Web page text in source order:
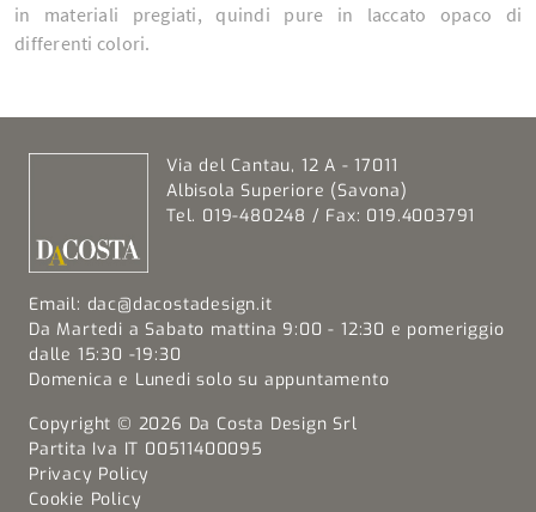
in materiali pregiati, quindi pure in laccato opaco di
differenti colori.
Via del Cantau, 12 A - 17011
Albisola Superiore (Savona)
Tel. 019-480248 / Fax: 019.4003791
Email: dac@dacostadesign.it
Da Martedi a Sabato mattina 9:00 - 12:30 e pomeriggio
dalle 15:30 -19:30
Domenica e Lunedi solo su appuntamento
Copyright © 2026 Da Costa Design Srl
Partita Iva IT 00511400095
Privacy Policy
Cookie Policy